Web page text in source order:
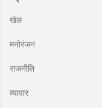
खेल
मनोरंजन
राजनीति
व्यापार